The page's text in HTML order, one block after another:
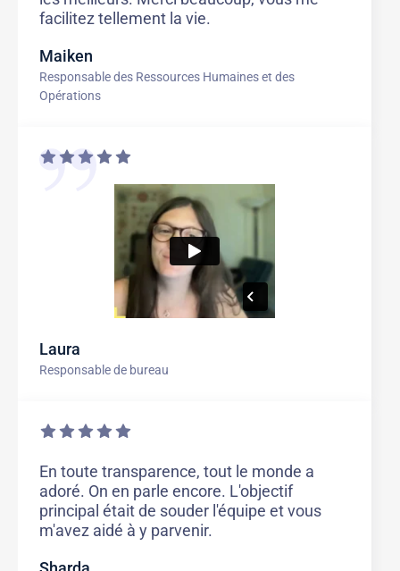
facilitez tellement la vie.
Maiken
Responsable des Ressources Humaines et des
Opérations
Laura
Responsable de bureau
En toute transparence, tout le monde a
adoré. On en parle encore. L'objectif
principal était de souder l'équipe et vous
m'avez aidé à y parvenir.